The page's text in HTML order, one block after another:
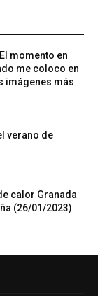
momento en
me coloco en
imágenes más
verano de
calor Granada
(26/01/2023)